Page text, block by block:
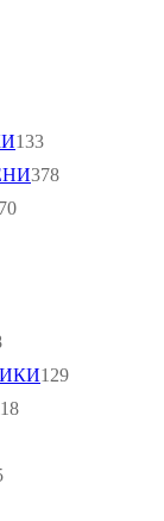
133
378
70
129